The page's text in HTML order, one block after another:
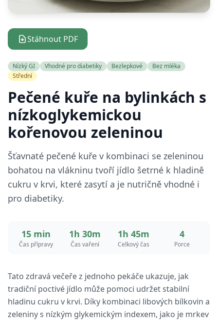
Stáhnout PDF
Nízký GI Vhodné pro diabetiky Bezlepkové
Bez mléka
Střední
Pečené kuře na bylinkách s
nízkoglykemickou
kořenovou zeleninou
Šťavnaté pečené kuře v kombinaci se zeleninou
bohatou na vlákninu tvoří jídlo šetrné k hladině
cukru v krvi, které zasytí a je nutričně vhodné i
pro diabetiky.
15 min
Čas přípravy
1h 30m
Čas vaření
1h 45m
Celkový čas
4
Porce
Tato zdravá večeře z jednoho pekáče ukazuje, jak
tradiční poctivé jídlo může pomoci udržet stabilní
hladinu cukru v krvi. Díky kombinaci libových bílkovin a
zeleniny s nízkým glykemickým indexem, jako je mrkev